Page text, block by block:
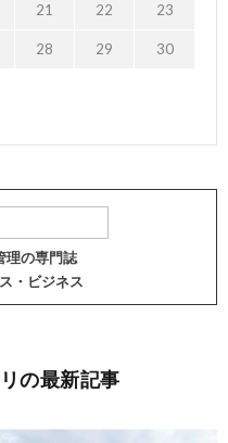
21 22 23
28 29 30
理の専門誌
・ビジネス
の最新記事